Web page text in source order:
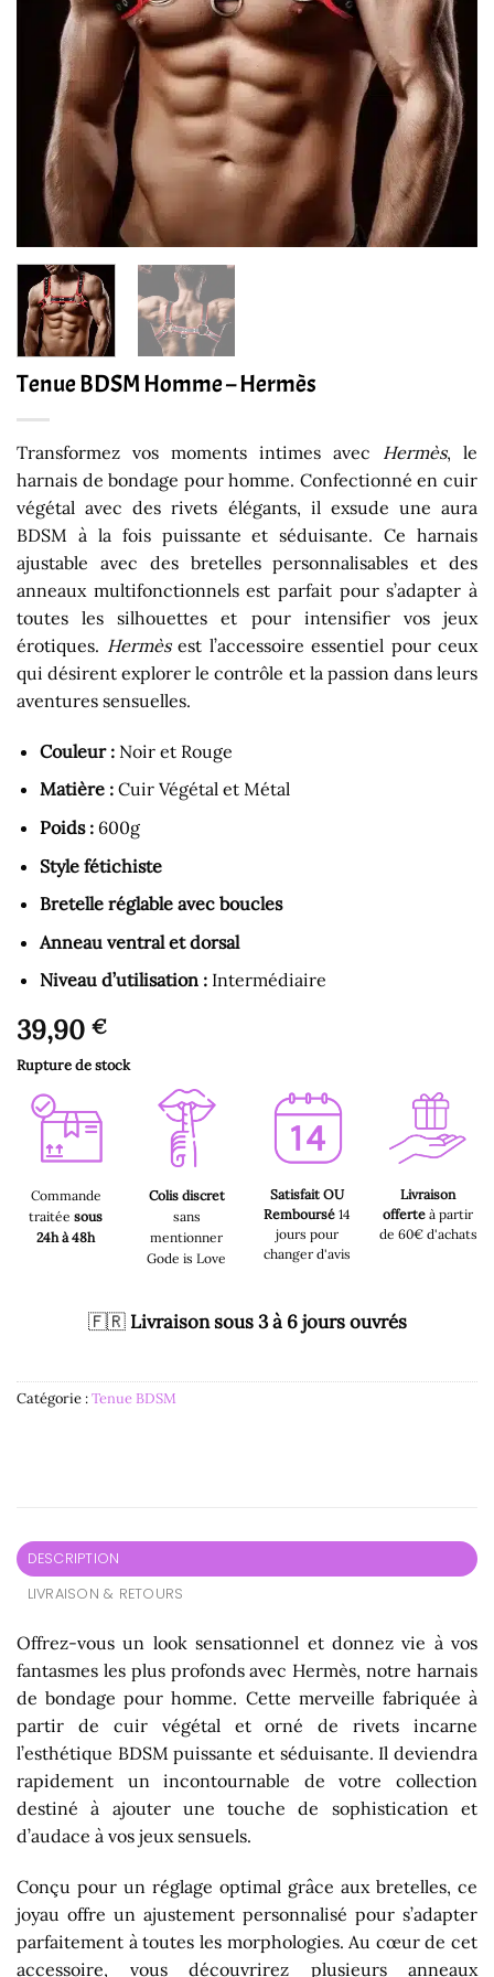
Tenue BDSM Homme – Hermès
Transformez vos moments intimes avec Hermès, le
harnais de bondage pour homme. Confectionné en cuir
végétal avec des rivets élégants, il exsude une aura
BDSM à la fois puissante et séduisante. Ce harnais
ajustable avec des bretelles personnalisables et des
anneaux multifonctionnels est parfait pour s’adapter à
toutes les silhouettes et pour intensifier vos jeux
érotiques. Hermèsest l’accessoire essentiel pour ceux
qui désirent explorer le contrôle et la passion dans leurs
aventures sensuelles.
Couleur : Noir et Rouge
Matière : Cuir Végétal et Métal
Poids :600g
Style fétichiste
Bretelle réglable avec boucles
Anneau ventral et dorsal
Niveau d’utilisation :Intermédiaire
39,90 €
Rupture de stock
Commande
traitée sous
24h à 48h
Colis discret
sans
mentionner
Gode is Love
Satisfait OU
Remboursé14
jours pour
changer d'avis
Livraison
offerte à partir
de 60€ d'achats
🇫🇷 Livraison sous 3 à 6 jours ouvrés
Catégorie :Tenue BDSM
DESCRIPTION
LIVRAISON & RETOURS
Offrez-vous un look sensationnel et donnez vie à vos
fantasmes les plus profonds avec Hermès, notre harnais
de bondage pour homme. Cette merveille fabriquée à
partir de cuir végétal et orné de rivets incarne
l’esthétique BDSM puissante et séduisante. Il deviendra
rapidement un incontournable de votre collection
destiné à ajouter une touche de sophistication et
d’audace à vos jeux sensuels.
Conçu pour un réglage optimal grâce aux bretelles, ce
joyau offre un ajustement personnalisé pour s’adapter
parfaitement à toutes les morphologies. Au cœur de cet
accessoire, vous découvrirez plusieurs anneaux